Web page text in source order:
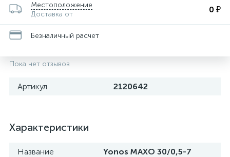
Местоположение
Доставка от
0 ₽
Безналичный расчет
Пока нет отзывов
Артикул 2120642
Характеристики
Название
Yonos MAXO 30/0,5-7